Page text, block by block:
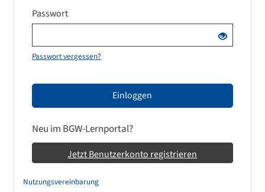
Passwort
Passwort vergessen?
Einloggen
Neu im BGW-Lernportal?
Jetzt Benutzerkonto registrieren
Nutzungsvereinbarung